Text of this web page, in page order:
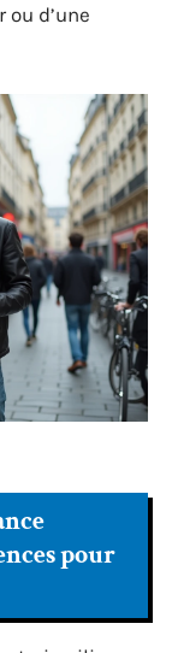
ou d’une
pour